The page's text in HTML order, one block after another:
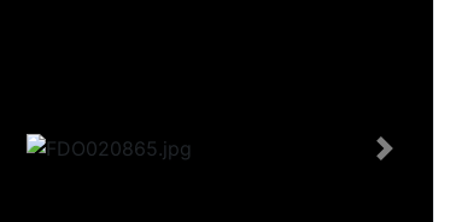
Next